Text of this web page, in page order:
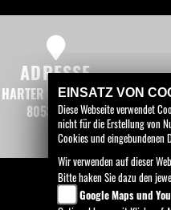
ADRESSE
HARTER STRASSE 70
8053 GRAZ
EINSATZ VON
Diese Webseite verwendet
nicht für die Erstellung von
Cookies und eingebundenen
Wir verwenden auf dieser
Bitte haken Sie dazu den
Google Maps und